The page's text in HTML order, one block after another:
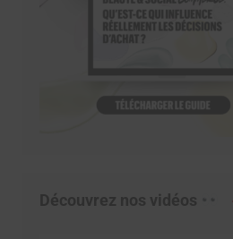
Découvrez nos vidéos